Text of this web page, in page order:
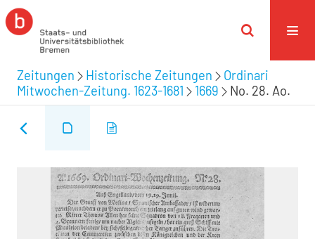
Zeitungen Historische Zeitungen
Ordinari
Mitwochen-Zeitung. 1623-1681
1669 No. 28. Ao.